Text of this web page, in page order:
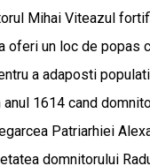
Mihai Viteazul
oferi un loc de popas
a adaposti
anul 1614 cand
Patriarhiei
domnitorului